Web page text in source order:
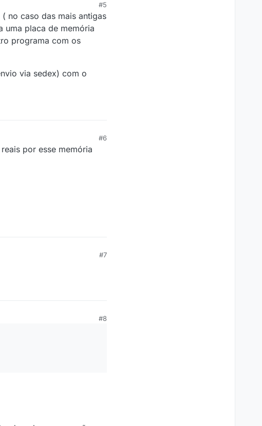
#5
no caso das mais antigas
uma placa de memória
programa com os
via sedex) com o
#6
por esse memória
#7
#8